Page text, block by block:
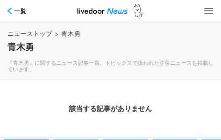
一覧
ニューストップ > 青木勇
青木勇
『青木勇』に関するニュース記事一覧。トピックスで扱われた注目ニュースを掲載し
ています。
該当する記事がありません